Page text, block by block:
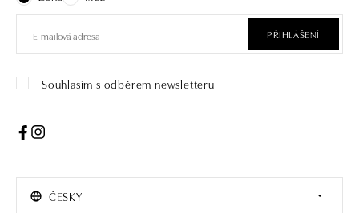
PŘIHLÁŠENÍ
Souhlasím s odběrem newsletteru
ČESKY